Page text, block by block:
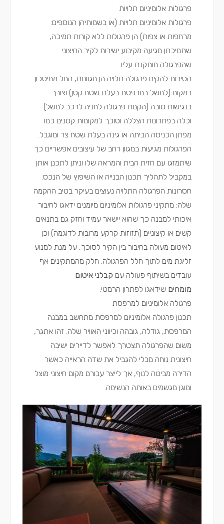
פרגולות אלומיניום תלויות
פרגולות אלומיניום תלויות (או בשמותיהן הנוספים:
מרחפות או צפות) הן פרגולות ללא קורות תמיכה,
שתמיכתן מגיעה מקיבוע ישירות לקיר החיצוני
שהפרגולה מותקנת עליו.
הסיבות להקים פרגולה תלויה הן מגוונות, החל מחיסכון
במקום (למשל במרפסת בעלת שטח קטן) וצורך
בנגישות טובה (הקמת פרגולה לחניה לרכב למשל)
וכלה בפתרונות הצללה וסוכך למקומות קטנים כמו
מפתן הכניסה הביתה או גינה בעלת שטח צר ומוגבל.
הפרגולות מגיעות במגוון רחב של עיצובים אפשריים כך
שיתמזגו עם חזית הבית והמראה שלו וניתן לתכנן אותן
במקביל לתהליך תכנון הבנייה או השיפוץ של הנכס.
חסרונות הפרגולה התלויה נעוצים בעיקר בטיב ההקמה
שלה: מתקיני פרגולות אלומיניום מיומנים ידאגו לחיבור
איכותי למבנה כך שהוא יישאר עמיד וחזק גם בתנאים
קשים או קיצוניים (תזוזות קרקע מרובות לדוגמה) וכן
לאיטום מעולה בחיבור בין הקיר לסוכך, על מנת למנוע
זליגת מים לתוך חלל הפרגולה. חלק מהמתקינים אף
עובדים בשיתוף פעולה עם קבלני איטום
מומחים שידאגו לפתרון הרמטי.
פרגולה אלומיניום למרפסת
תכנון פרגולה אלומיניום למרפסת מתחשב במבנה
המרפסת, גודלה, גובהה וכיווני האוויר שלה. זהו אתגר,
משום שהפרגולה תצטרך לאפשר לדיירים ישיבה
חיצונית נוחה מבלי להגביל את שדה הראייה כאשר
הדירה מביטה לנוף, אך לייצר עבורם מקום חיצוני מוצל
ומוגן מגשמים באותה הנשימה.